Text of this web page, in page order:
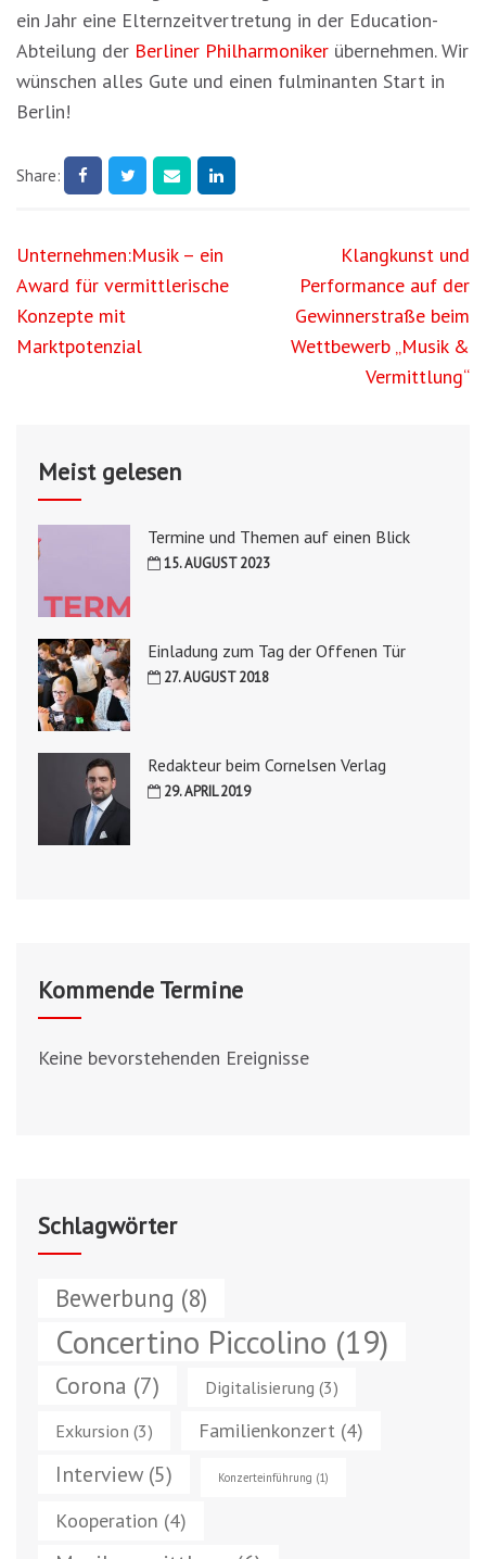
ein Jahr eine Elternzeitvertretung in der Education-
Abteilung der Berliner Philharmoniker übernehmen. Wir
wünschen alles Gute und einen fulminanten Start in
Berlin!
Share:
Beitragsnavigation
Unternehmen:Musik – ein
Award für vermittlerische
Konzepte mit
Marktpotenzial
Klangkunst und
Performance auf der
Gewinnerstraße beim
Wettbewerb „Musik &
Vermittlung“
Meist gelesen
Termine und Themen auf einen Blick
15. AUGUST 2023
Einladung zum Tag der Offenen Tür
27. AUGUST 2018
Redakteur beim Cornelsen Verlag
29. APRIL 2019
Kommende Termine
Keine bevorstehenden Ereignisse
Schlagwörter
Bewerbung (8)
Concertino Piccolino (19)
Corona (7) Digitalisierung (3)
Exkursion (3) Familienkonzert (4)
Interview (5) Konzerteinführung (1)
Kooperation (4)